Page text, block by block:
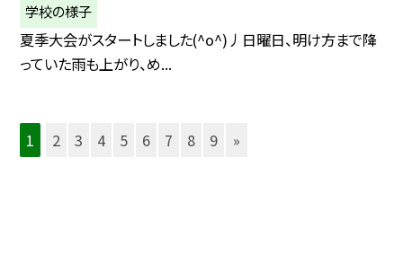
学校の様子
夏季大会がスタートしました(^o^)丿日曜日、明け方まで降
っていた雨も上がり、め...
1 2 3 4 5 6 7 8 9 »